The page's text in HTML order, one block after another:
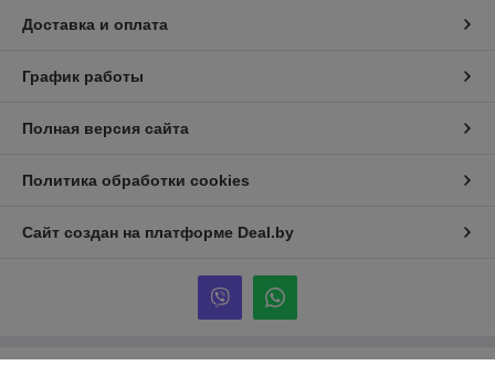
Доставка и оплата
График работы
Полная версия сайта
Политика обработки cookies
Сайт создан на платформе Deal.by